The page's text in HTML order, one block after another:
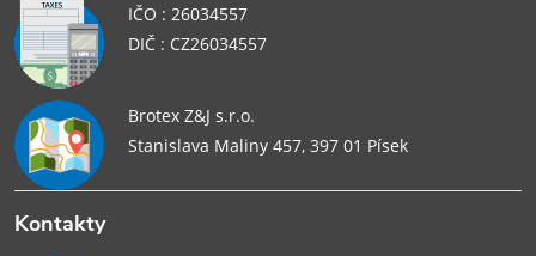
IČO : 26034557
DIČ : CZ26034557
Brotex Z&J s.r.o.
Stanislava Maliny 457, 397 01 Písek
Kontakty